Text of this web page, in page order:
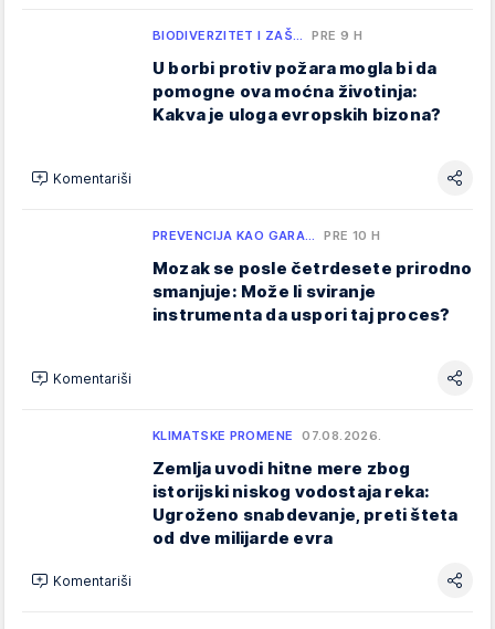
BIODIVERZITET I ZAŠ… PRE 9 H
U borbi protiv požara mogla bi da
pomogne ova moćna životinja:
Kakva je uloga evropskih bizona?
Komentariši
PREVENCIJA KAO GARA… PRE 10 H
Mozak se posle četrdesete prirodno
smanjuje: Može li sviranje
instrumenta da uspori taj proces?
Komentariši
KLIMATSKE PROMENE 07.08.2026.
Zemlja uvodi hitne mere zbog
istorijski niskog vodostaja reka:
Ugroženo snabdevanje, preti šteta
od dve milijarde evra
Komentariši